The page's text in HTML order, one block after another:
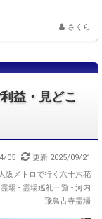
さくら
益・見どこ
05
更新 2025/09/21
阪メトロで行く六十六花
場 - 霊場巡礼一覧 - 河内
飛鳥古寺霊場